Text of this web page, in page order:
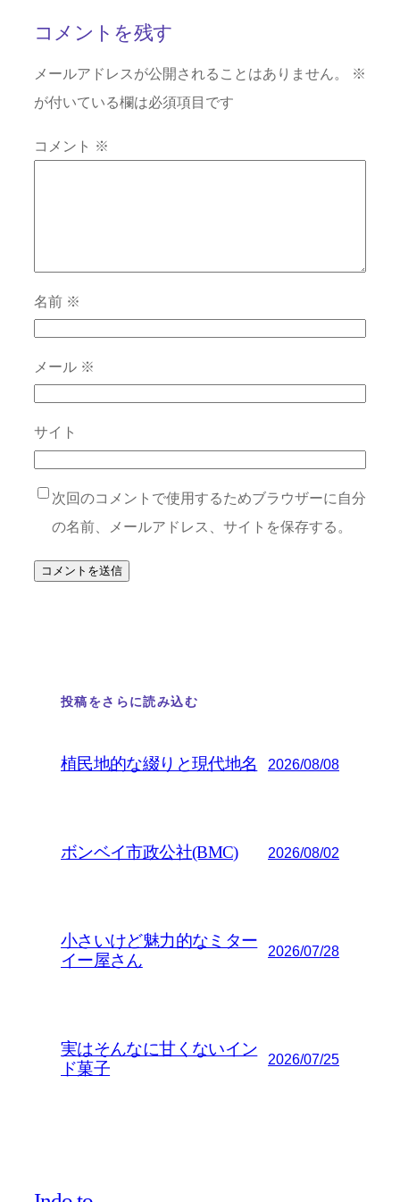
コメントを残す
メールアドレスが公開されることはありません。
※
が付いている欄は必須項目です
コメント ※
名前 ※
メール ※
サイト
次回のコメントで使用するためブラウザーに自分
の名前、メールアドレス、サイトを保存する。
投稿をさらに読み込む
植民地的な綴りと現代地名 2026/08/08
ボンベイ市政公社(BMC) 2026/08/02
小さいけど魅力的なミター
イー屋さん
2026/07/28
実はそんなに甘くないイン
ド菓子
2026/07/25